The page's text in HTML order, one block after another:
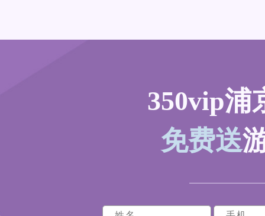
350vip浦
免费送